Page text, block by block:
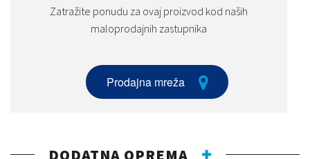
Zatražite ponudu za ovaj proizvod kod naših
maloprodajnih zastupnika
Prodajna mreža
DODATNA OPREMA